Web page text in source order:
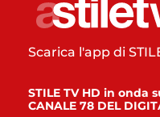
Scarica l'app di
STILE TV HD in onda
CANALE 78 DEL